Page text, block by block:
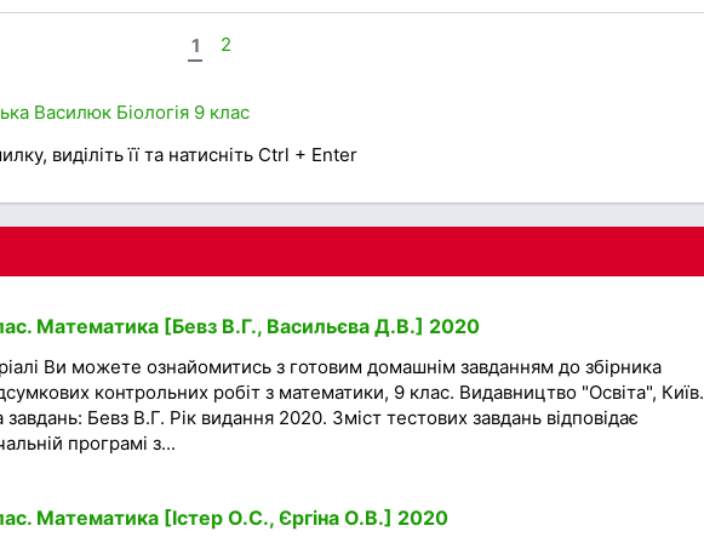
1 2
Василюк Біологія 9 клас
виділіть її та натисніть Ctrl + Enter
Математика [Бевз В.Г., Васильєва Д.В.] 2020
Ви можете ознайомитись з готовим домашнім завданням до збірника
контрольних робіт з математики, 9 клас. Видавництво "Освіта", Київ.
завдань: Бевз В.Г. Рік видання 2020. Зміст тестових завдань відповідає
програмі з...
Математика [Істер О.С., Єргіна О.В.] 2020